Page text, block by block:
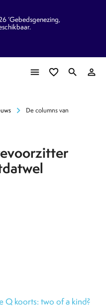
‘Gebedsgenezing,
menu favorite_border search person_outline
chevron_right
De columns van
Q koorts: two of a kind?